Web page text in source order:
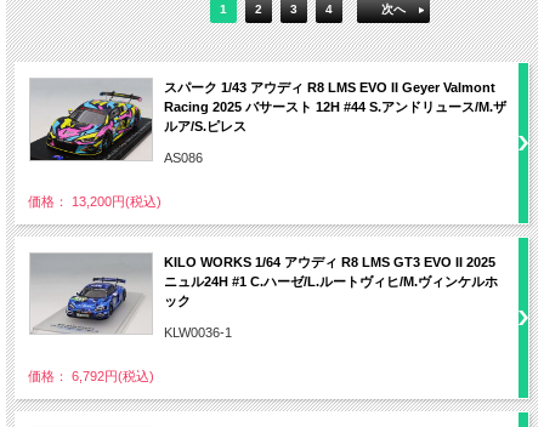
1 2 3 4 次へ
スパーク 1/43 アウディ R8 LMS EVO II Geyer Valmont
Racing 2025 バサースト 12H #44 S.アンドリュース/M.ザ
ルア/S.ピレス
AS086
価格： 13,200円(税込)
KILO WORKS 1/64 アウディ R8 LMS GT3 EVO II 2025
ニュル24H #1 C.ハーゼ/L.ルートヴィヒ/M.ヴィンケルホ
ック
KLW0036-1
価格： 6,792円(税込)